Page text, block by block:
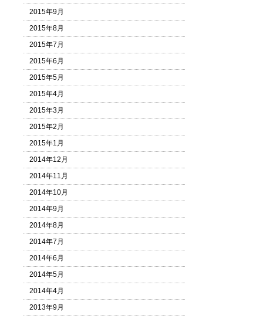
2015年9月
2015年8月
2015年7月
2015年6月
2015年5月
2015年4月
2015年3月
2015年2月
2015年1月
2014年12月
2014年11月
2014年10月
2014年9月
2014年8月
2014年7月
2014年6月
2014年5月
2014年4月
2013年9月